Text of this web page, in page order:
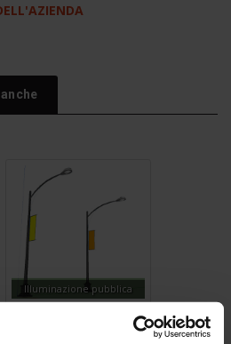
Illuminazione pubblica